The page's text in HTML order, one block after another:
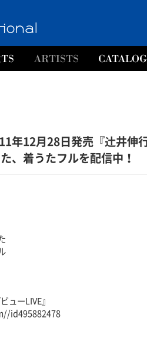
年12月28日発売『辻井
、着うたフルを配信中！
ューLIVE』
id495882478